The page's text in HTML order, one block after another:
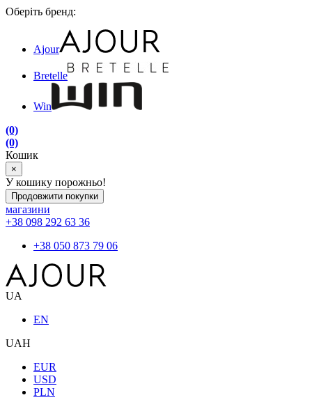
Оберіть бренд:
Ajour
Bretelle
Win
(0)
(0)
Кошик
×
У кошику порожньо!
Продовжити покупки
магазини
+38 098 292 63 36
+38 050 873 79 06
UA
EN
UAH
EUR
USD
PLN